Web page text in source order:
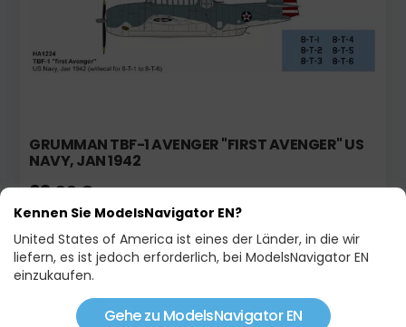
GRUMMAN TBF-1 AVENGER "FIRST AVENGER" US
NAVY, JAN 1942
83,00 €
Neu!
Kennen Sie ModelsNavigator EN?
United States of America ist eines der Länder, in die wir
liefern, es ist jedoch erforderlich, bei ModelsNavigator EN
einzukaufen.
Gehe zu ModelsNavigator EN